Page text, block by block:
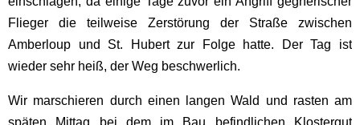
Flieger die teilweise Zerstörung der Straße zwischen
Amberloup und St. Hubert zur Folge hatte. Der Tag ist
wieder sehr heiß, der Weg beschwerlich.
Wir marschieren durch einen langen Wald und rasten am